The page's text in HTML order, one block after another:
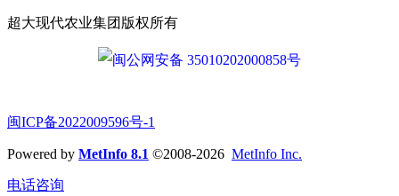
超大现代农业集团版权所有
闽公网安备 35010202000858号
闽ICP备2022009596号-1
Powered by MetInfo 8.1 ©2008-2026 MetInfo Inc.
电话咨询